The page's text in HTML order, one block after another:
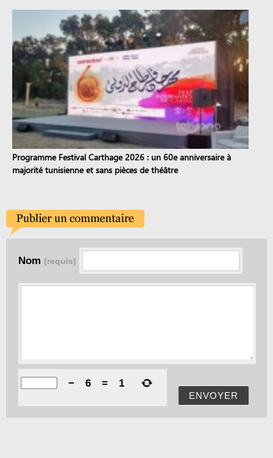
Programme Festival Carthage 2026 : un 60e anniversaire à
majorité tunisienne et sans pièces de théâtre
Nom (requis)
ENVOYER
− 6 = 1